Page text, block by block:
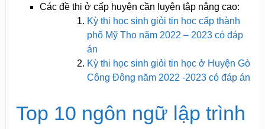
Các đề thi ở cấp huyện cần luyện tập nâng cao:
Kỳ thi học sinh giỏi tin học cấp thành
phố Mỹ Tho năm 2022 – 2023 có đáp
án
Kỳ thi học sinh giỏi tin học ở Huyện Gò
Công Đông năm 2022 -2023 có đáp án
Top 10 ngôn ngữ lập trình